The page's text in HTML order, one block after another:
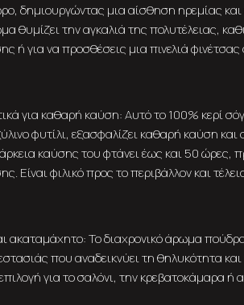
δημιουργώντας μια αίσθηση ηρεμίας
θυμίζει την αγκαλιά της πολυτέλειας,
ή για να προσθέσεις μια πινελιά φινέτσας
για καθαρή καύση: Αυτό το 100% κερί
φυτίλι, εξασφαλίζει καθαρή καύση και
καύσης του φτάνει έως και 50 ώρες,
Είναι φιλικό προς το περιβάλλον και
ακαταμάχητο: Το διαχρονικό άρωμα
που αναδεικνύει τη θηλυκότητα και
για το σαλόνι, την κρεβατοκάμαρα ή